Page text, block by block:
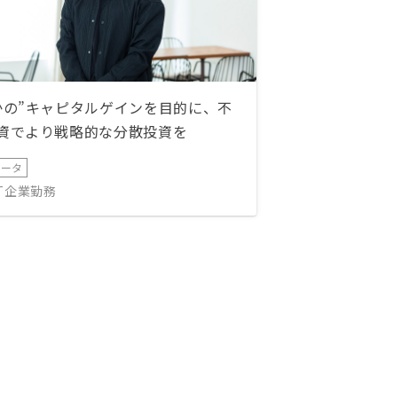
”キャピタルゲインを目的に、不
でより戦略的な分散投資を
タ
業勤務